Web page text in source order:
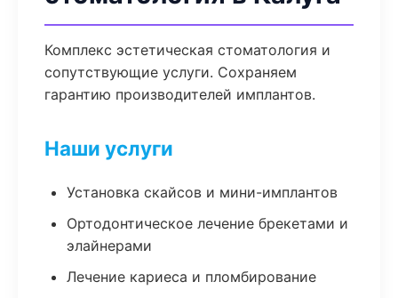
Комплекс эстетическая стоматология и
сопутствующие услуги. Сохраняем
гарантию производителей имплантов.
Наши услуги
Установка скайсов и мини-имплантов
Ортодонтическое лечение брекетами и
элайнерами
Лечение кариеса и пломбирование